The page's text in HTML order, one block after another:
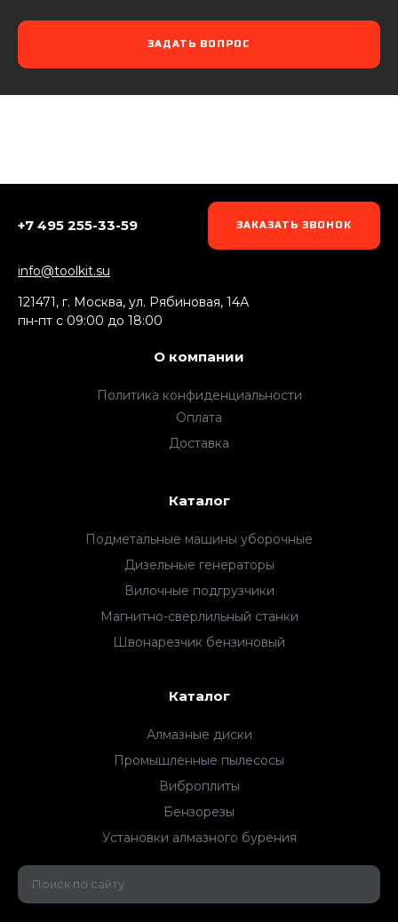
ЗАДАТЬ ВОПРОС
+7 495 255-33-59 ЗАКАЗАТЬ ЗВОНОК
info@toolkit.su
121471, г. Москва, ул. Рябиновая, 14А
пн-пт c 09:00 до 18:00
О компании
Политика конфиденциальности
Оплата
Доставка
Каталог
Подметальные машины уборочные
Дизельные генераторы
Вилочные подгрузчики
Магнитно-сверлильный станки
Швонарезчик бензиновый
Каталог
Алмазные диски
Промышленные пылесосы
Виброплиты
Бензорезы
Установки алмазного бурения